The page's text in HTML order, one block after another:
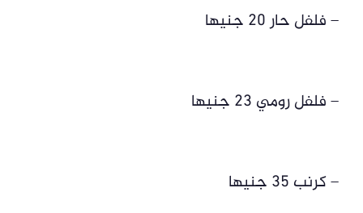
– فلفل حار 20 جنيها
– فلفل رومي 23 جنيها
– كرنب 35 جنيها